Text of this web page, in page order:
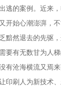
逃的案例。近来
开始心潮澎湃，
黯然退去的先驱
要有无数甘为人
有沧海横流又焉
刷人为新技术、